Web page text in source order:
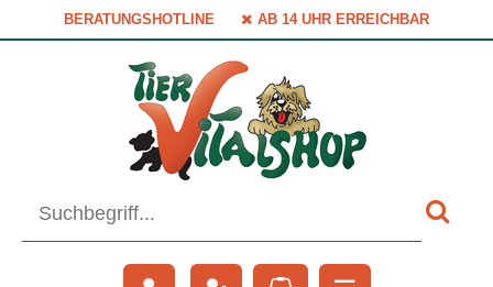
BERATUNGSHOTLINE AB 14 UHR ERREICHBAR